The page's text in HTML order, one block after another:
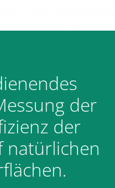
der
der
natürlichen